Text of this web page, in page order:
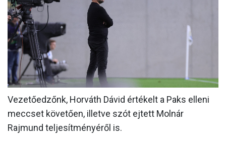
CSAPATOK
MÉRKŐZÉSEK
KLUB
GALÉRIA
SZURKOLÓI ÉLMÉNYEK
AKKREDITÁCIÓ
Vezetőedzőnk, Horváth Dávid értékelt a Paks elleni
meccset követően, illetve szót ejtett Molnár
Rajmund teljesítményéről is.